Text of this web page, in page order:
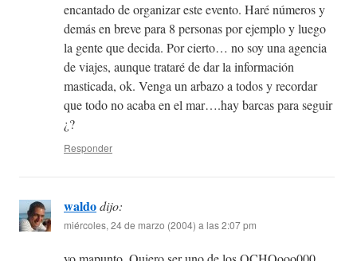
encantado de organizar este evento. Haré números y
demás en breve para 8 personas por ejemplo y luego
la gente que decida. Por cierto… no soy una agencia
de viajes, aunque trataré de dar la información
masticada, ok. Venga un arbazo a todos y recordar
que todo no acaba en el mar….hay barcas para seguir
¿?
Responder
waldodijo:
miércoles, 24 de marzo (2004) a las 2:07 pm